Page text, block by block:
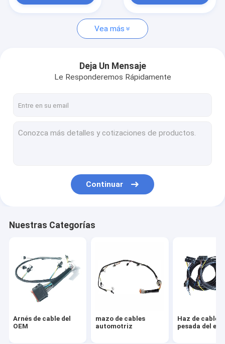
Arnés de cable del OEM
Haz de cables pesada del equipo
Haz de cables del camión
Haz de cables del aparato electrodoméstico
Haz de cables de la motocicleta
Arnés de cable médico
haz de cables universal
Conector del arnés de cable
Vea más
Deja Un Mensaje
Le Responderemos Rápidamente
Continuar
Nuestras Categorías
Arnés de cable del
OEM
mazo de cables
automotriz
Haz de cables
pesada del